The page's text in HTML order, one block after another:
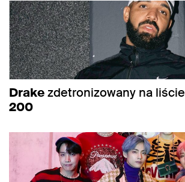
Drakezdetronizowany na liście
200